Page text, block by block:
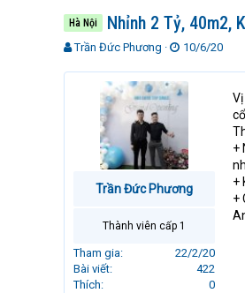
Hà Nội Nhỉnh 2 Tỷ, 40m2,
T
Trần Đức Phương
N
à
y
10/6/20
Trần Đức Phương
Thành viên cấp 1
Tham gia
22/2/20
Bài viết
422
Thích
0
+
+
+